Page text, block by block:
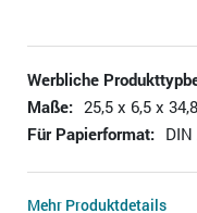
Werbliche
Maße: 25,5 x 6,5 x
Für Papierformat:
Mehr Produktdetails